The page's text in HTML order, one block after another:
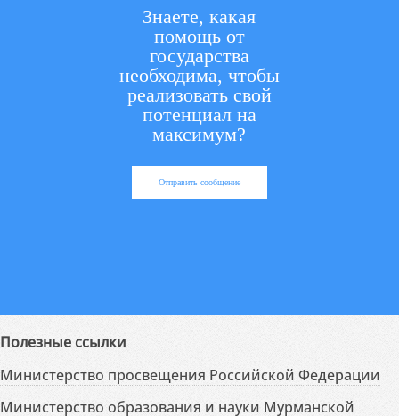
Знаете, какая
помощь от
государства
необходима, чтобы
реализовать свой
потенциал на
максимум?
Отправить сообщение
Полезные ссылки
Министерство просвещения Российской Федерации
Министерство образования и науки Мурманской